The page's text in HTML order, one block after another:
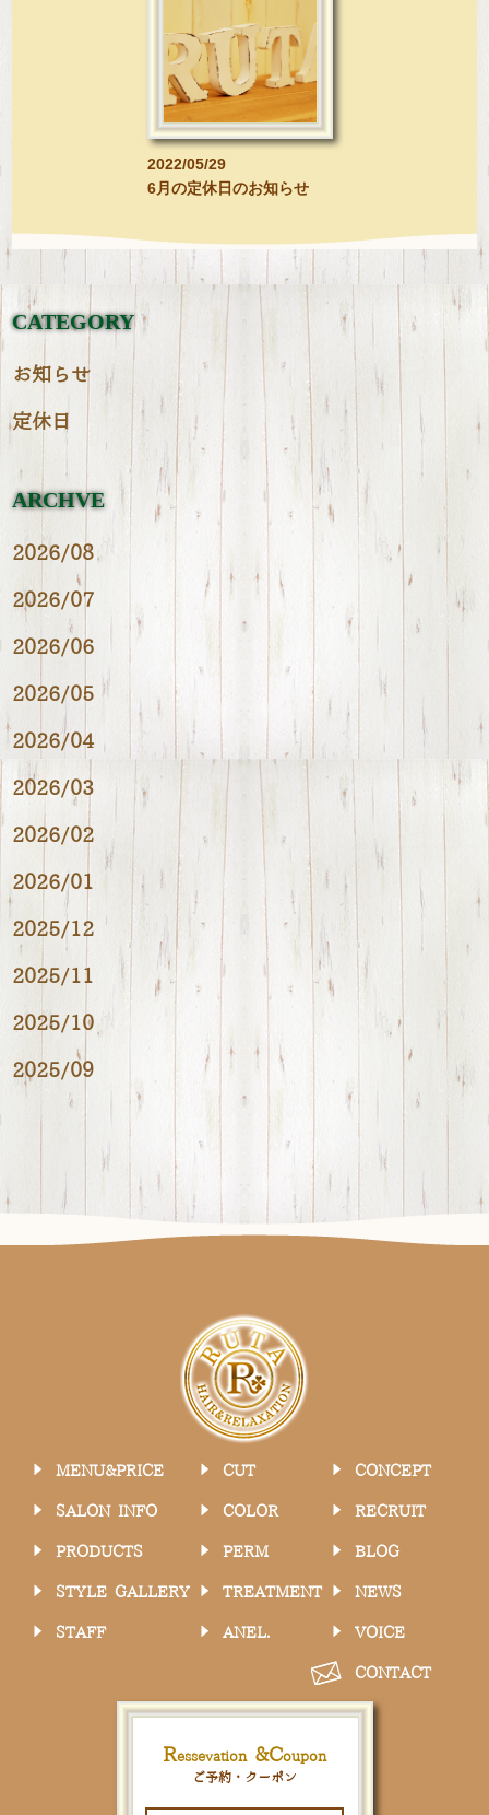
2022/05/29
6月の定休日のお知らせ
CATEGORY
お知らせ
定休日
ARCHVE
2026/08
2026/07
2026/06
2026/05
2026/04
2026/03
2026/02
2026/01
2025/12
2025/11
2025/10
2025/09
MENU&PRICE
SALON INFO
PRODUCTS
STYLE GALLERY
STAFF
CUT
COLOR
PERM
TREATMENT
ANEL.
CONCEPT
RECRUIT
BLOG
NEWS
VOICE
CONTACT
Ressevation &Coupon
ご予約・クーポン